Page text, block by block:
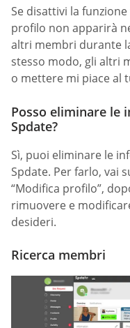
Se disattivi la
profilo non apparirà
altri membri durante
stesso modo, gli altri
o mettere mi piace al
Posso eliminare le
Spdate?
Sì, puoi eliminare le
Spdate. Per farlo, vai
“Modifica profilo”,
rimuovere e
desideri.
Ricerca membri